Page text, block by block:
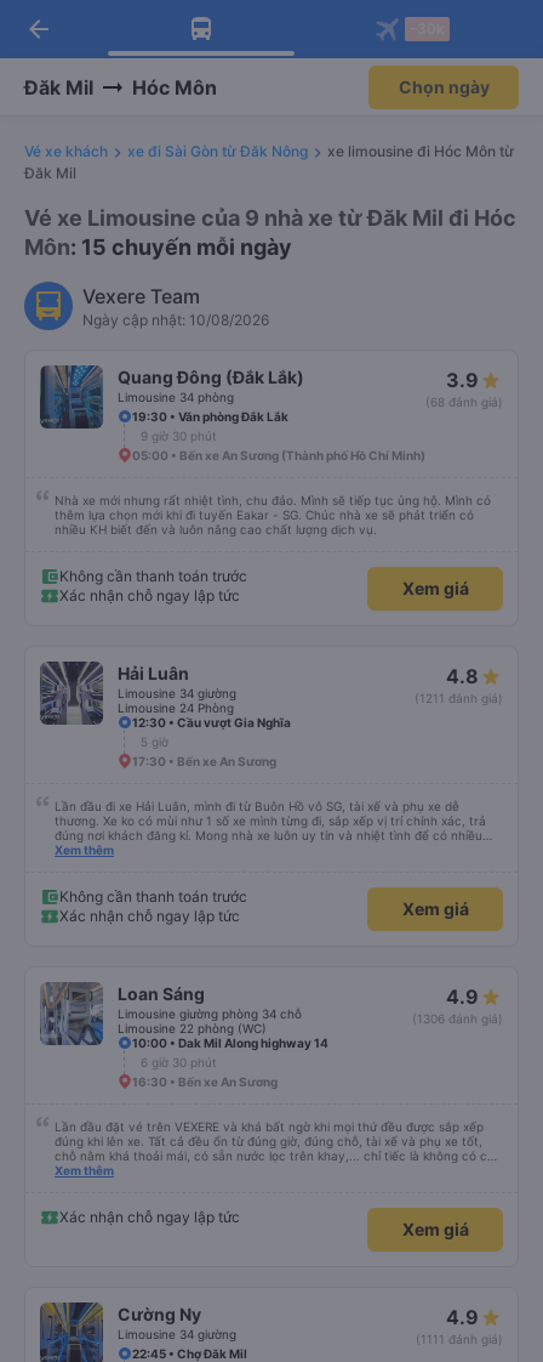
Tải app Vexere ngay!
Nhận ưu đãi thành viên độc
Mở app
Tải app Vexere
-30k/ghế khi đặt vé máy bay qua
Mở app
arrow_back
Đăk Mil Hóc Môn Chọn ngày
Vé xe khách xe đi Sài Gòn từ Đăk Nông
xe limousine đi Hóc Môn từ
Đăk Mil
Vé xe Limousine của 9 nhà xe từ Đăk Mil đi Hóc
Môn: 15 chuyến mỗi ngày
Vexere Team
Ngày cập nhật: 10/08/2026
Quang Đông (Đắk Lắk)
Limousine 34 phòng
3.9
(68 đánh giá)
19:30 • Văn phòng Đắk Lắk
9 giờ 30 phút
05:00 • Bến xe An Sương (Thành phố Hồ Chí Minh)
Nhà xe mới nhưng rất nhiệt tình, chu đáo. Mình sẽ tiếp tục ủng hộ. Mình có
thêm lựa chọn mới khi đi tuyến Eakar - SG. Chúc nhà xe sẽ phát triển có
nhiều KH biết đến và luôn nâng cao chất lượng dịch vụ.
Không cần thanh toán trước
Xác nhận chỗ ngay lập tức
Xem giá
Hải Luân
Limousine 34 giường
Limousine 24 Phòng
4.8
(1211 đánh giá)
12:30 • Cầu vượt Gia Nghĩa
5 giờ
17:30 • Bến xe An Sương
Lần đầu đi xe Hải Luân, mình đi từ Buôn Hồ vô SG, tài xế và phụ xe dễ
thương. Xe ko có mùi như 1 số xe mình từng đi, sắp xếp vị trí chính xác, trả
đúng nơi khách đăng kí. Mong nhà xe luôn uy tín và nhiệt tình để có nhiều
khách hàng hơn nữa
Xem thêm
Không cần thanh toán trước
Xác nhận chỗ ngay lập tức
Xem giá
Loan Sáng
Limousine giường phòng 34 chỗ
Limousine 22 phòng (WC)
4.9
(1306 đánh giá)
10:00 • Dak Mil Along highway 14
6 giờ 30 phút
16:30 • Bến xe An Sương
Lần đầu đặt vé trên VEXERE và khá bất ngờ khi mọi thứ đều được sắp xếp
đúng khi lên xe. Tất cả đều ổn từ đúng giờ, đúng chỗ, tài xế và phụ xe tốt,
chỗ nằm khá thoải mái, có sẵn nước lọc trên khay,... chỉ tiếc là không có chỗ
để sạc pin thôi. Nhưng vậy cũng quá ổn rồi!
Xem thêm
Xác nhận chỗ ngay lập tức
Xem giá
Cường Ny
Limousine 34 giường
4.9
(1111 đánh giá)
22:45 • Chợ Đăk Mil